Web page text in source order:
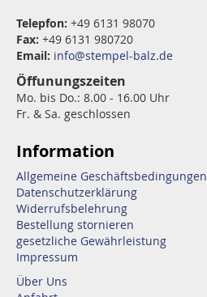
Telepfon: +49 6131 98070
Fax: +49 6131 980720
Email: info@stempel-balz.de
Öffunungszeiten
Mo. bis Do.: 8.00 - 16.00 Uhr
Fr. & Sa. geschlossen
Information
Allgemeine Geschäftsbedingungen
Datenschutzerklärung
Widerrufsbelehrung
Bestellung stornieren
gesetzliche Gewährleistung
Impressum
Über Uns